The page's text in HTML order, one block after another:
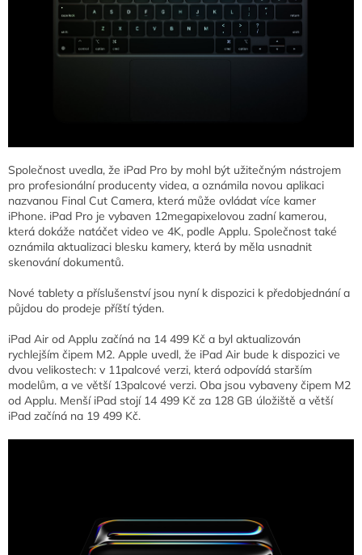
Společnost uvedla, že iPad Pro by mohl být užitečným nástrojem
pro profesionální producenty videa, a oznámila novou aplikaci
nazvanou Final Cut Camera, která může ovládat více kamer
iPhone. iPad Pro je vybaven 12megapixelovou zadní kamerou,
která dokáže natáčet video ve 4K, podle Applu. Společnost také
oznámila aktualizaci blesku kamery, která by měla usnadnit
skenování dokumentů.
Nové tablety a příslušenství jsou nyní k dispozici k předobjednání a
půjdou do prodeje příští týden.
iPad Air od Applu začíná na 14 499 Kč a byl aktualizován
rychlejším čipem M2. Apple uvedl, že iPad Air bude k dispozici ve
dvou velikostech: v 11palcové verzi, která odpovídá starším
modelům, a ve větší 13palcové verzi. Oba jsou vybaveny čipem M2
od Applu. Menší iPad stojí 14 499 Kč za 128 GB úložiště a větší
iPad začíná na 19 499 Kč.